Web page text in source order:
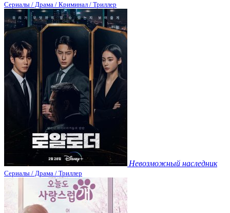
Сериалы / Драма / Криминал / Триллер
Невозможный наследник
Сериалы / Драма / Триллер